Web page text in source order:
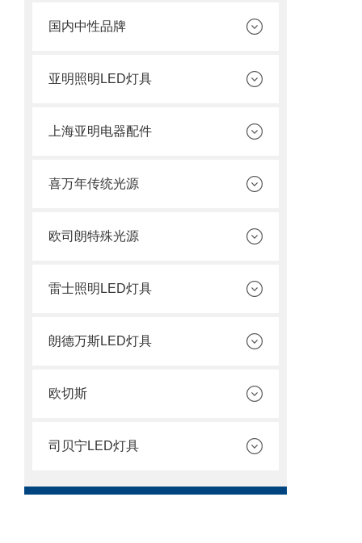
国内中性品牌
亚明照明LED灯具
上海亚明电器配件
喜万年传统光源
欧司朗特殊光源
雷士照明LED灯具
朗德万斯LED灯具
欧切斯
司贝宁LED灯具